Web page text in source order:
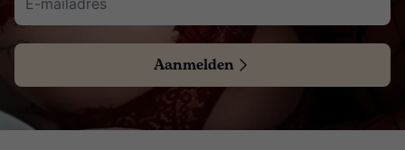
Aanmelden